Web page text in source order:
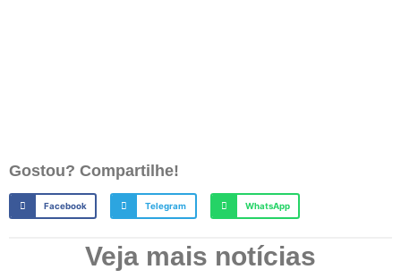
Gostou? Compartilhe!
Facebook Telegram WhatsApp
Veja mais notícias